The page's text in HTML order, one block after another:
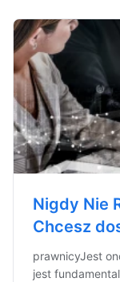
Nigdy Nie
Chcesz
prawnicyJest
jest